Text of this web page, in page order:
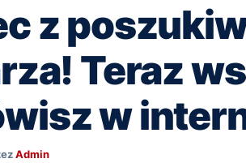
z
Teraz
w
Admin